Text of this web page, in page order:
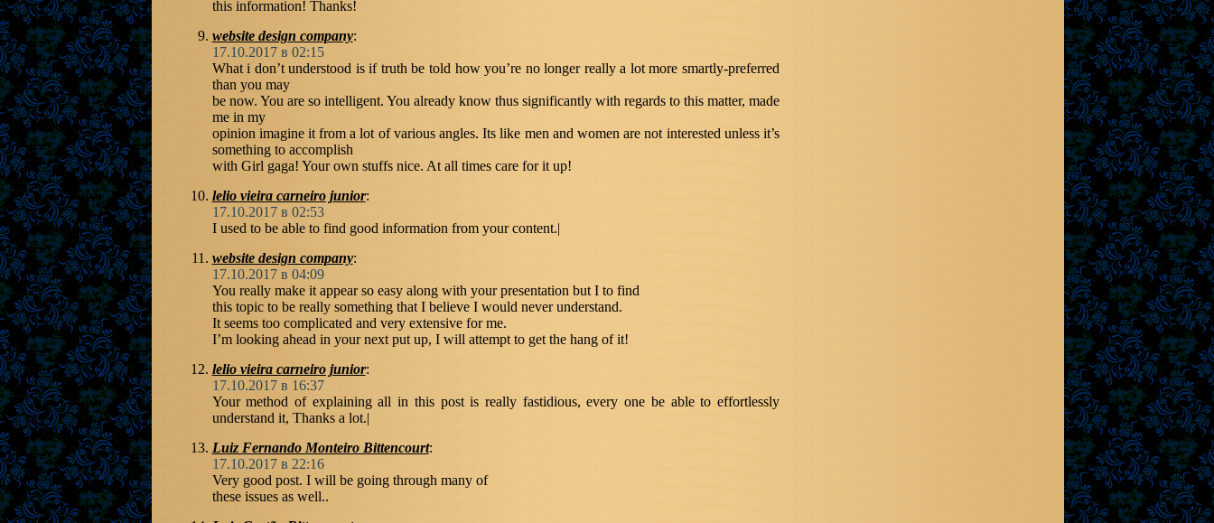
this information! Thanks!
website design company:
17.10.2017 в 02:15
What i don’t understood is if truth be told how you’re no longer really a lot more smartly-preferred
than you may
be now. You are so intelligent. You already know thus significantly with regards to this matter, made
me in my
opinion imagine it from a lot of various angles. Its like men and women are not interested unless it’s
something to accomplish
with Girl gaga! Your own stuffs nice. At all times care for it up!
lelio vieira carneiro junior:
17.10.2017 в 02:53
I used to be able to find good information from your content.|
website design company:
17.10.2017 в 04:09
You really make it appear so easy along with your presentation but I to find
this topic to be really something that I believe I would never understand.
It seems too complicated and very extensive for me.
I’m looking ahead in your next put up, I will attempt to get the hang of it!
lelio vieira carneiro junior:
17.10.2017 в 16:37
Your method of explaining all in this post is really fastidious, every one be able to effortlessly
understand it, Thanks a lot.|
Luiz Fernando Monteiro Bittencourt:
17.10.2017 в 22:16
Very good post. I will be going through many of
these issues as well..